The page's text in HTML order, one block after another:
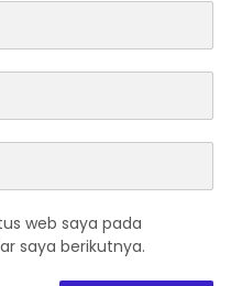
web saya pada
saya berikutnya.